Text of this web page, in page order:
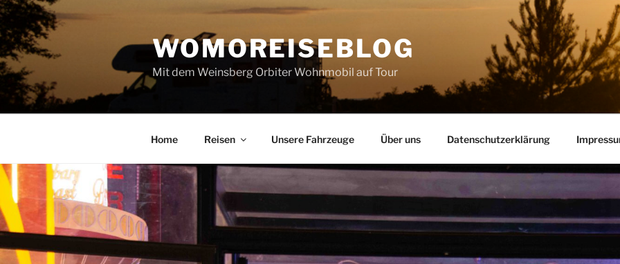
Zum
Inhalt
springen
WOMOREISEBLOG
Mit dem Weinsberg Orbiter Wohnmobil auf Tour
Home Reisen Unsere Fahrzeuge Über uns Datenschutzerklärung